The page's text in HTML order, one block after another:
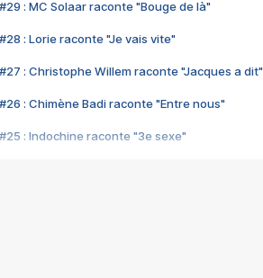
#29 : MC Solaar raconte "Bouge de là"
#28 : Lorie raconte "Je vais vite"
#27 : Christophe Willem raconte "Jacques a dit"
#26 : Chimène Badi raconte "Entre nous"
#25 : Indochine raconte "3e sexe"